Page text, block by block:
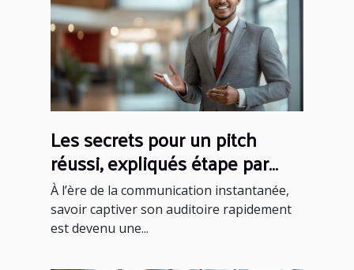
Les secrets pour un pitch
réussi, expliqués étape par
étape
À l’ère de la communication instantanée,
savoir captiver son auditoire rapidement
est devenu une...